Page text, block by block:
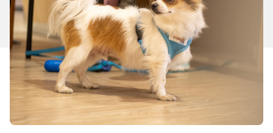
Horários
Entretenimento
Cinema
Eventos